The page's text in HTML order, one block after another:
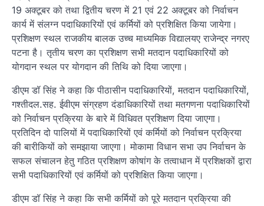
19 अक्टूबर को तथा द्वितीय चरण में 21 एवं 22 अक्टूबर को निर्वाचन
कार्य में संलग्न पदाधिकारियों एवं कर्मियों को प्रशिक्षित किया जायेगा।
प्रशिक्षण स्थल राजकीय बालक उच्च माध्यमिक विद्यालयए राजेन्द्र नगरए
पटना है। तृतीय चरण का प्रशिक्षण सभी मतदान पदाधिकारियों को
योगदान स्थल पर योगदान की तिथि को दिया जाएगा।
डीएम डॉ सिंह ने कहा कि पीठासीन पदाधिकारियों, मतदान पदाधिकारियों,
गश्तीदल.सह. ईवीएम संग्रहण दंडाधिकारियों तथा मतगणना पदाधिकारियों
को निर्वाचन प्रक्रिया के बारे में विधिवत प्रशिक्षण दिया जाएगा।
प्रतिदिन दो पालियों में पदाधिकारियों एवं कर्मियों को निर्वाचन प्रक्रिया
की बारीकियों को समझाया जाएगा। मोकामा विधान सभा उप निर्वाचन के
सफल संचालन हेतु गठित प्रशिक्षण कोषांग के तत्वाधान में प्रशिक्षकों द्वारा
सभी पदाधिकारियों एवं कर्मियों को प्रशिक्षित किया जाएगा।
डीएम डॉ सिंह ने कहा कि सभी कर्मियों को पूरे मतदान प्रक्रिया की